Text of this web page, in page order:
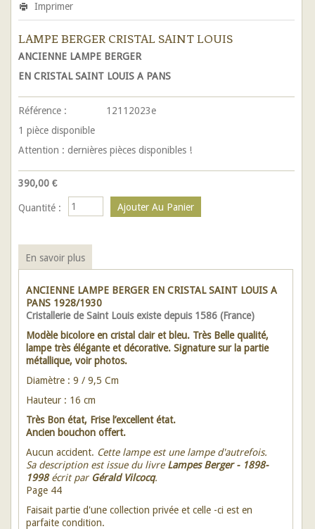
Imprimer
LAMPE BERGER CRISTAL SAINT LOUIS
ANCIENNE LAMPE BERGER
EN CRISTAL SAINT LOUIS A PANS
Référence :
12112023e
1 pièce disponible
Attention : dernières pièces disponibles !
390,00 €
Quantité :
En savoir plus
ANCIENNE LAMPE BERGER EN CRISTAL SAINT LOUIS A
PANS 1928/1930
Cristallerie de Saint Louis existe depuis 1586 (France)
Modèle bicolore en cristal clair et bleu. Très Belle qualité,
lampe très élégante et décorative. Signature sur la partie
métallique, voir photos.
Diamètre : 9 / 9,5 Cm
Hauteur : 16 cm
Très Bon état, Frise l’excellent état.
Ancien bouchon offert.
Aucun accident. Cette lampe est une lampe d'autrefois.
Sa description est issue du livre Lampes Berger - 1898-
1998écrit par Gérald Vilcocq.
Page 44
Faisait partie d'une collection privée et celle -ci est en
parfaite condition.